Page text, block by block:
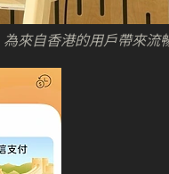
來自香港的用戶帶來流